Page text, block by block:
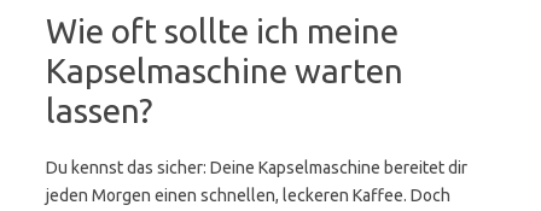
Wie oft sollte ich meine
Kapselmaschine warten
lassen?
Du kennst das sicher: Deine Kapselmaschine bereitet dir
jeden Morgen einen schnellen, leckeren Kaffee. Doch